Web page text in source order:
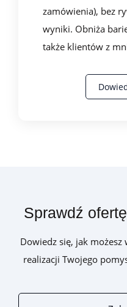
zamówienia), bez
wyniki. Obniża
także klientów z
Sprawdź
Dowiedz się, jak
realizacji Twojego